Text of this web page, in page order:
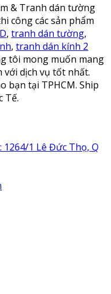
& Tranh dán tường
công các sản phẩm
, tranh dán tường,
, tranh dán kính 2
tôi mong muốn mang
với dịch vụ tốt nhất.
bạn tại TPHCM. Ship
Tế.
1 Lê Đức Thọ, Q